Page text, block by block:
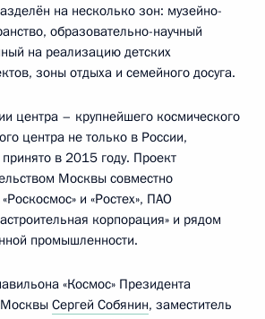
на несколько зон: музейно-
образовательно-научный
на реализацию детских
зоны отдыха и семейного досуга.
центра – крупнейшего космического
центра не только в России,
в 2015 году. Проект
Москвы совместно
и «Ростех», ПАО
корпорация» и рядом
промышленности.
«Космос» Президента
Сергей Собянин, заместитель